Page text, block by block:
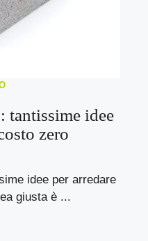
tantissime idee
zero
idee per arredare
giusta è ...